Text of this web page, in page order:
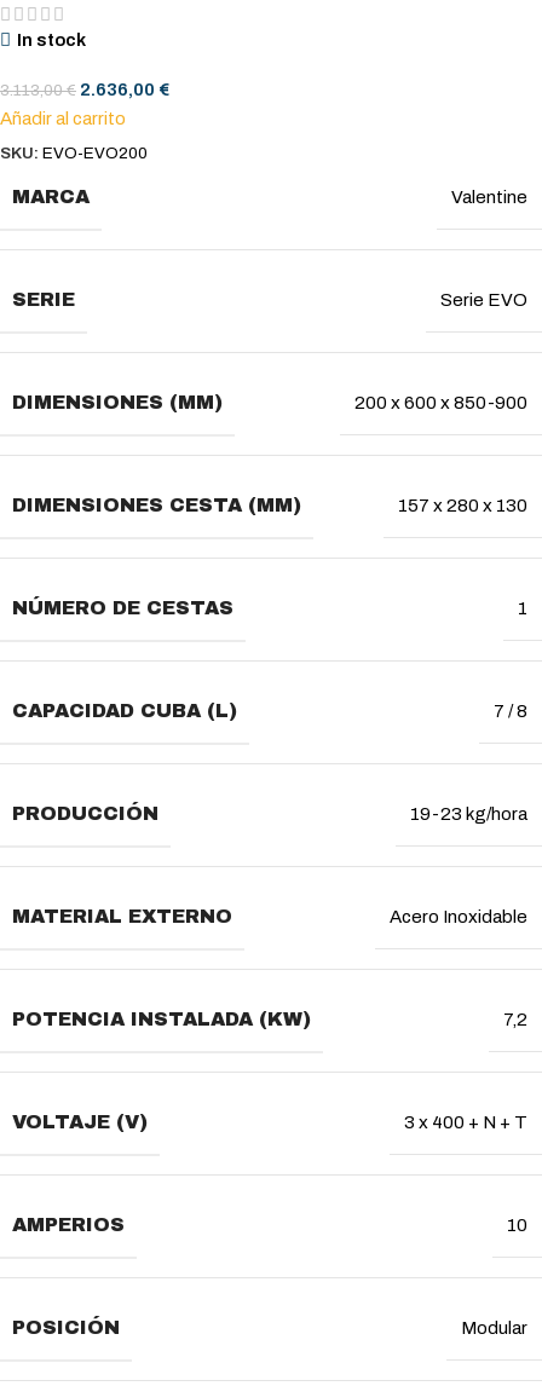
In stock
3.113,00€ 2.636,00 €
Añadir al carrito
SKU: EVO-EVO200
MARCA Valentine
SERIE Serie EVO
DIMENSIONES (MM) 200 x 600 x 850-900
DIMENSIONES CESTA (MM) 157 x 280 x 130
NÚMERO DE CESTAS 1
CAPACIDAD CUBA (L) 7 / 8
PRODUCCIÓN 19-23 kg/hora
MATERIAL EXTERNO Acero Inoxidable
POTENCIA INSTALADA (KW) 7,2
VOLTAJE (V) 3 x 400 + N + T
AMPERIOS 10
POSICIÓN Modular